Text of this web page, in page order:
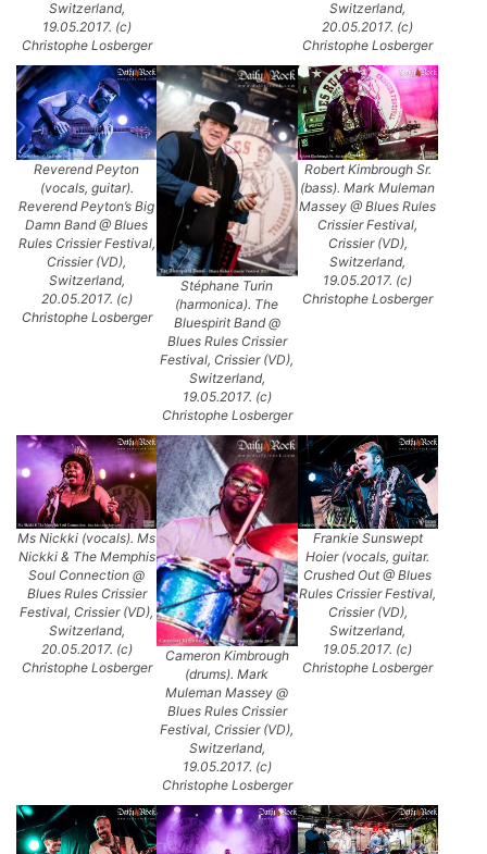
Switzerland,
19.05.2017. (c)
Christophe Losberger
Switzerland,
20.05.2017. (c)
Christophe Losberger
Reverend Peyton
(vocals, guitar).
Reverend Peyton’s Big
Damn Band @ Blues
Rules Crissier Festival,
Crissier (VD),
Switzerland,
20.05.2017. (c)
Christophe Losberger
Stéphane Turin
(harmonica). The
Bluespirit Band @
Blues Rules Crissier
Festival, Crissier (VD),
Switzerland,
19.05.2017. (c)
Christophe Losberger
Robert Kimbrough Sr.
(bass). Mark Muleman
Massey @ Blues Rules
Crissier Festival,
Crissier (VD),
Switzerland,
19.05.2017. (c)
Christophe Losberger
Ms Nickki (vocals). Ms
Nickki & The Memphis
Soul Connection @
Blues Rules Crissier
Festival, Crissier (VD),
Switzerland,
20.05.2017. (c)
Christophe Losberger
Cameron Kimbrough
(drums). Mark
Muleman Massey @
Blues Rules Crissier
Festival, Crissier (VD),
Switzerland,
19.05.2017. (c)
Christophe Losberger
Frankie Sunswept
Hoier (vocals, guitar.
Crushed Out @ Blues
Rules Crissier Festival,
Crissier (VD),
Switzerland,
19.05.2017. (c)
Christophe Losberger